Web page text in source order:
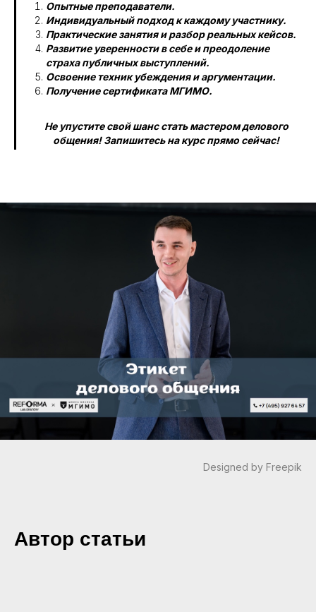
Опытные преподаватели.
Индивидуальный подход к каждому участнику.
Практические занятия и разбор реальных кейсов.
Развитие уверенности в себе и преодоление
страха публичных выступлений.
Освоение техник убеждения и аргументации.
Получение сертификата МГИМО.
Не упустите свой шанс стать мастером делового
общения! Запишитесь на курс прямо сейчас!
Designed by Freepik
Автор статьи